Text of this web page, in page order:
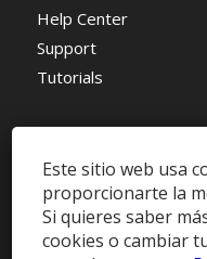
Help Center
Support
Tutorials
Get Offers »
Este sitio web usa
proporcionarte la
Si quieres saber
cookies o cambiar